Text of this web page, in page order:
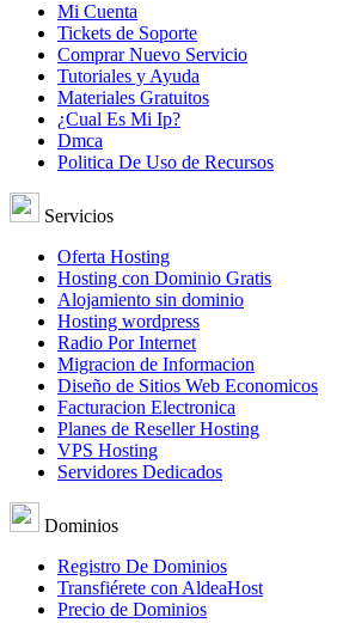
Mi Cuenta
Tickets de Soporte
Comprar Nuevo Servicio
Tutoriales y Ayuda
Materiales Gratuitos
¿Cual Es Mi Ip?
Dmca
Politica De Uso de Recursos
Servicios
Oferta Hosting
Hosting con Dominio Gratis
Alojamiento sin dominio
Hosting wordpress
Radio Por Internet
Migracion de Informacion
Diseño de Sitios Web Economicos
Facturacion Electronica
Planes de Reseller Hosting
VPS Hosting
Servidores Dedicados
Dominios
Registro De Dominios
Transfiérete con AldeaHost
Precio de Dominios